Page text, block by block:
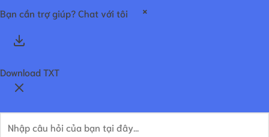
Bạn cần trợ giúp? Chat với tôi ×
Download TXT